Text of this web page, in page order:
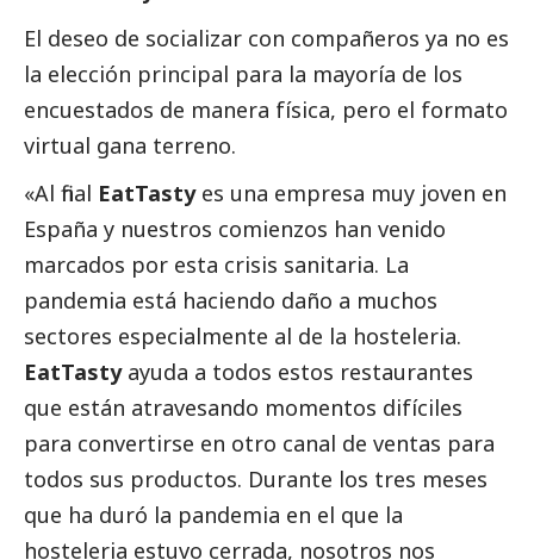
El deseo de socializar con compañeros ya no es
la elección principal para la mayoría de los
encuestados de manera física, pero el formato
virtual gana terreno.
«Al final EatTasty es una empresa muy joven en
España y nuestros comienzos han venido
marcados por esta crisis sanitaria. La
pandemia está haciendo daño a muchos
sectores especialmente al de la hosteleria.
EatTasty ayuda a todos estos restaurantes
que están atravesando momentos difíciles
para convertirse en otro canal de ventas para
todos sus productos. Durante los tres meses
que ha duró la pandemia en el que la
hosteleria estuvo cerrada, nosotros nos